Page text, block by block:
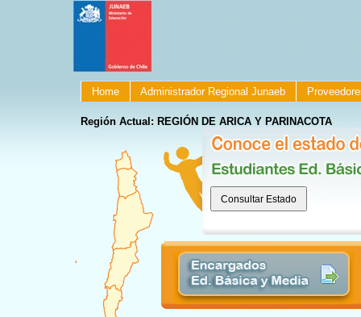
Home Administrador Regional Junaeb
Región Actual: REGIÓN DE ARICA Y PARINACOTA